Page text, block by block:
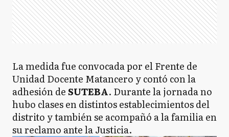
La medida fue convocada por el Frente de
Unidad Docente Matancero y contó con la
adhesión deSUTEBA. Durante la jornada no
hubo clases en distintos establecimientos del
distrito y también se acompañó a la familia en
su reclamo ante la Justicia.